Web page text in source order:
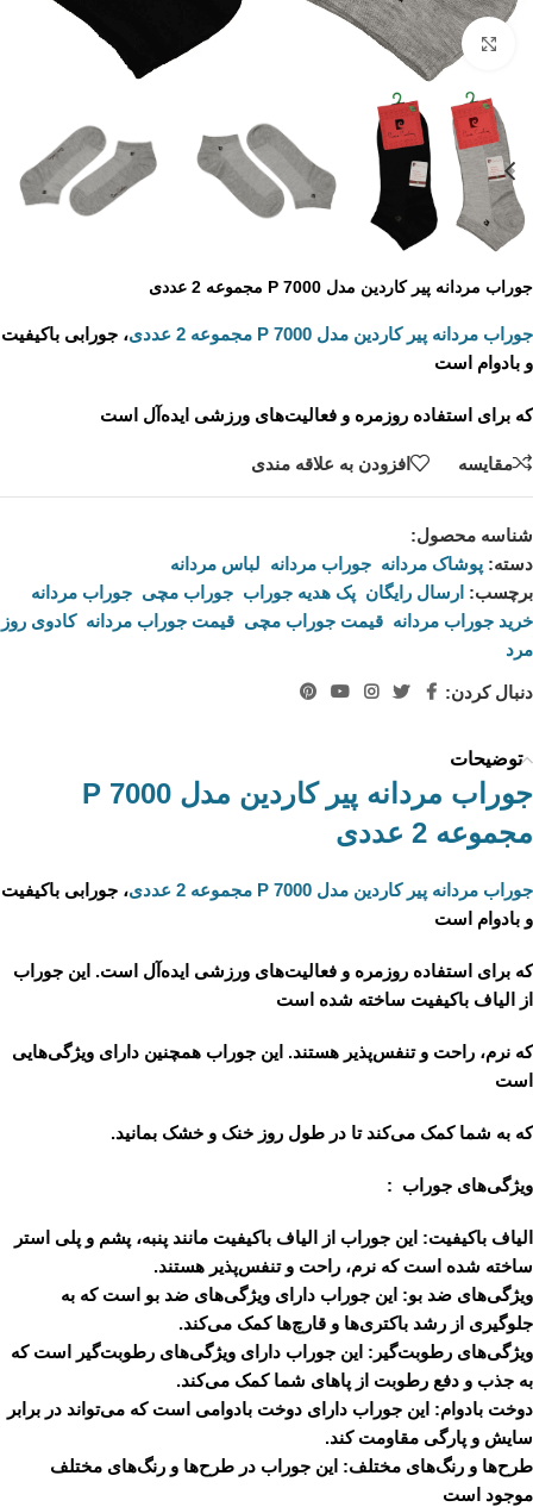
برای بزرگنمایی کلیک کنید
جوراب مردانه پیر کاردین مدل P 7000 مجموعه 2 عددی
جوراب مردانه پیر کاردین مدل P 7000 مجموعه 2 عددی
، جورابی باکیفیت
و بادوام است
که برای استفاده روزمره و فعالیت‌های ورزشی ایده‌آل است
مقايسه افزودن به علاقه مندی
شناسه محصول:
دسته: پوشاک مردانه جوراب مردانه لباس مردانه
برچسب: ارسال رایگان پک هدیه جوراب جوراب مچی جوراب مردانه
خرید جوراب مردانه قیمت جوراب مچی قیمت جوراب مردانه کادوی روز
مرد
دنبال کردن:
توضیحات
جوراب مردانه پیر کاردین مدل P 7000
مجموعه 2 عددی
جوراب مردانه پیر کاردین مدل P 7000 مجموعه 2 عددی
، جورابی باکیفیت
و بادوام است
که برای استفاده روزمره و فعالیت‌های ورزشی ایده‌آل است. این جوراب
از الیاف باکیفیت ساخته شده است
که نرم، راحت و تنفس‌پذیر هستند. این جوراب همچنین دارای ویژگی‌هایی
است
که به شما کمک می‌کند تا در طول روز خنک و خشک بمانید.
ویژگی‌های جوراب :
الیاف باکیفیت: این جوراب از الیاف باکیفیت مانند پنبه، پشم و پلی استر
ساخته شده است که نرم، راحت و تنفس‌پذیر هستند.
ویژگی‌های ضد بو: این جوراب دارای ویژگی‌های ضد بو است که به
جلوگیری از رشد باکتری‌ها و قارچ‌ها کمک می‌کند.
ویژگی‌های رطوبت‌گیر: این جوراب دارای ویژگی‌های رطوبت‌گیر است که
به جذب و دفع رطوبت از پاهای شما کمک می‌کند.
دوخت بادوام: این جوراب دارای دوخت بادوامی است که می‌تواند در برابر
سایش و پارگی مقاومت کند.
طرح‌ها و رنگ‌های مختلف: این جوراب در طرح‌ها و رنگ‌های مختلف
موجود است